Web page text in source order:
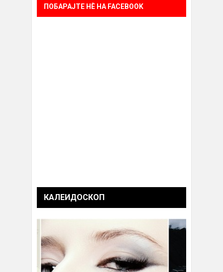
ПОБАРАЈТЕ НÈ НА FACEBOOK
КАЛЕИДОСКОП